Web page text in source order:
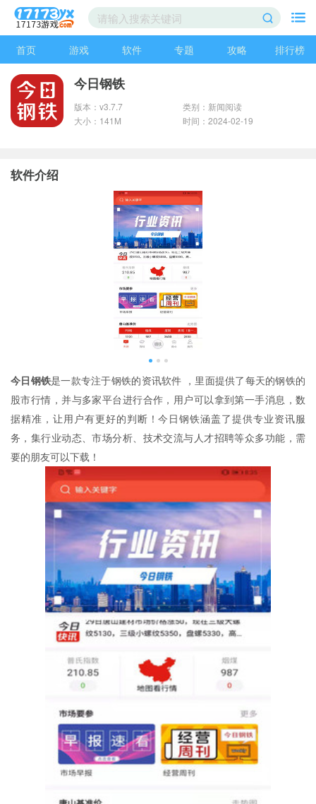
首页 游戏 软件 专题 攻略 排行榜
今日钢铁
版本：v3.7.7
类别：新闻阅读
大小：141M
时间：2024-02-19
软件介绍
今日钢铁是一款专注于钢铁的资讯软件 ，里面提供了每天的钢铁的
股市行情，并与多家平台进行合作，用户可以拿到第一手消息，数
据精准，让用户有更好的判断！今日钢铁涵盖了提供专业资讯服
务，集行业动态、市场分析、技术交流与人才招聘等众多功能，需
要的朋友可以下载！